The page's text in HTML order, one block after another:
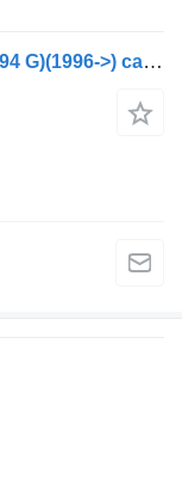
Luna lateral para Scania Serie 4 (P/R 94 G)(1996->) camión